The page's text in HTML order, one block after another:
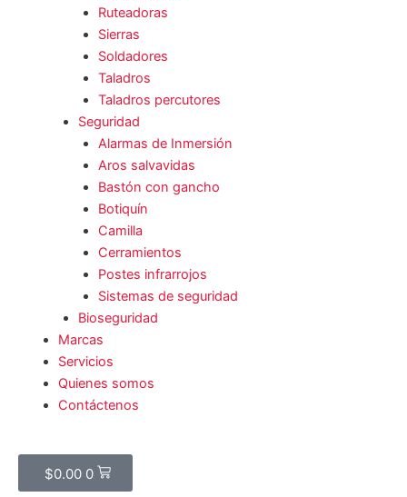
Ruteadoras
Sierras
Soldadores
Taladros
Taladros percutores
Seguridad
Alarmas de Inmersión
Aros salvavidas
Bastón con gancho
Botiquín
Camilla
Cerramientos
Postes infrarrojos
Sistemas de seguridad
Bioseguridad
Marcas
Servicios
Quienes somos
Contáctenos
$0.00 0
Cart